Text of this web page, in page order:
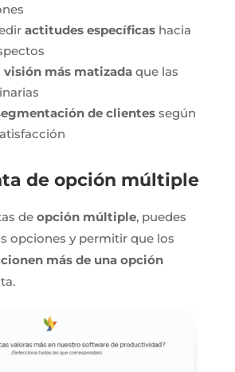
actitudes específicashacia
visión más matizadaque las
de clientessegún
de opción múltiple
de opción múltiple, puedes
opciones y permitir que los
más de una opción